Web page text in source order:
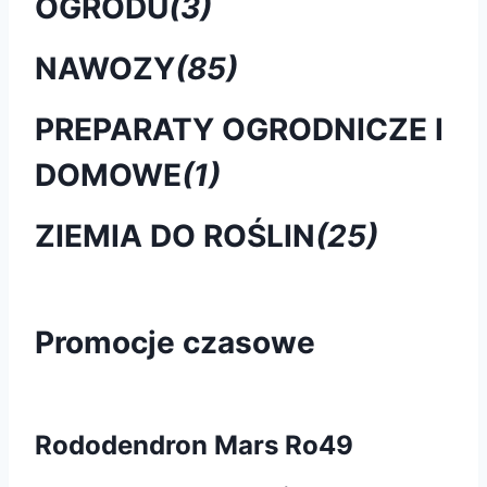
NAWOZY(85)
PREPARATY OGRODNICZE I
DOMOWE(1)
ZIEMIA DO ROŚLIN(25)
Promocje czasowe
Rododendron Mars Ro49